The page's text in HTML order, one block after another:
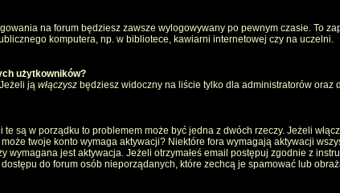
na forum będziesz zawsze wylogowywany po pewnym czasie. To
komputera, np. w bibliotece, kawiarni internetowej czy na uczelni.
użytkowników?
ją włączysz będziesz widoczny na liście tylko dla administratorów oraz
są w porządku to problemem może być jedna z dwóch rzeczy. Jeżeli
twoje konto wymaga aktywacji? Niektóre fora wymagają aktywacji
jest aktywacja. Jeżeli otrzymałeś email postępuj zgodnie z
do forum osób nieporządanych, które zechcą je spamować lub